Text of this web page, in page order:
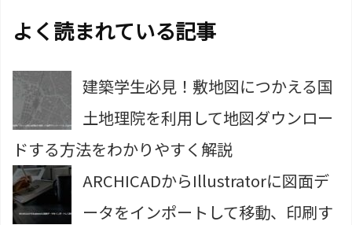
よく読まれている記事
建築学生必見！敷地図につかえる国
土地理院を利用して地図ダウンロー
ドする方法をわかりやすく解説
ARCHICADからIllustratorに図面デ
ータをインポートして移動、印刷す